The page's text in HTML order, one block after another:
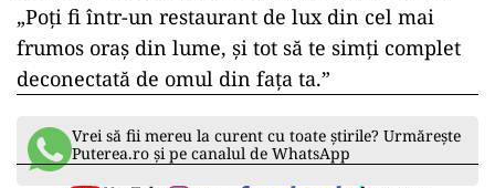
„Poţi fi într-un restaurant de lux din cel mai
frumos oraş din lume, şi tot să te simţi complet
deconectată de omul din faţa ta.”
Vrei să fii mereu la curent cu toate știrile? Urmărește
Puterea.ro și pe canalul de WhatsApp